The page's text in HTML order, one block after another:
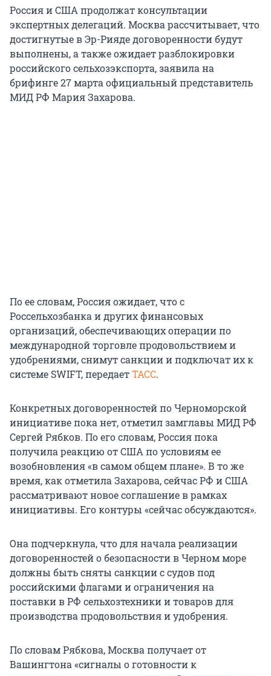
Россия и США продолжат консультации
экспертных делегаций. Москва рассчитывает, что
достигнутые в Эр-Рияде договоренности будут
выполнены, а также ожидает разблокировки
российского сельхозэкспорта, заявила на
брифинге 27 марта официальный представитель
МИД РФ Мария Захарова.
По ее словам, Россия ожидает, что с
Россельхозбанка и других финансовых
организаций, обеспечивающих операции по
международной торговле продовольствием и
удобрениями, снимут санкции и подключат их к
системе SWIFT, передаетТАСС.
Конкретных договоренностей по Черноморской
инициативе пока нет, отметил замглавы МИД РФ
Сергей Рябков. По его словам, Россия пока
получила реакцию от США по условиям ее
возобновления «в самом общем плане». В то же
время, как отметила Захарова, сейчас РФ и США
рассматривают новое соглашение в рамках
инициативы. Его контуры «сейчас обсуждаются».
Она подчеркнула, что для начала реализации
договоренностей о безопасности в Черном море
должны быть сняты санкции с судов под
российскими флагами и ограничения на
поставки в РФ сельхозтехники и товаров для
производства продовольствия и удобрения.
По словам Рябкова, Москва получает от
Вашингтона «сигналы о готовности к